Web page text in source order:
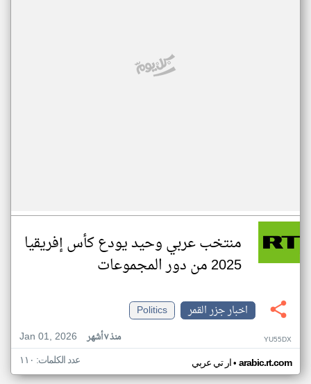
منتخب عربي وحيد يودع كأس إفريقيا
2025 من دور المجموعات
اخبار جزر القمر
Politics
Jan 01, 2026
منذ ٧ أشهر YU55DX
ار تي عربي• arabic.rt.com عدد الكلمات: ١١٠